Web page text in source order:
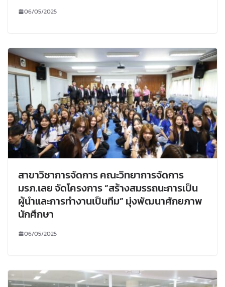
06/05/2025
สาขาวิชาการจัดการ คณะวิทยาการจัดการ
มรภ.เลย จัดโครงการ “สร้างสมรรถนะการเป็น
ผู้นำและการทำงานเป็นทีม” มุ่งพัฒนาศักยภาพ
นักศึกษา
06/05/2025